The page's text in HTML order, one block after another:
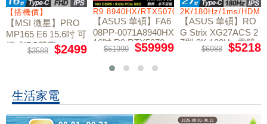
W11
【搭機價】
【MSI 微星】PRO
MP165 E6 15.6吋 可
攜式IPS螢幕
$3588 $2499
R9 8940HX/RTX5070/512GB/16G
【ASUS 華碩】FA6
08PP-0071A8940HX
16吋 R9 RTX5070
電競筆電
$61999 $59999
2K/180Hz/1ms/
【ASUS 華碩】RO
G Strix XG27ACS 2
7型 2K 180Hz 電競
$6988 $5218
生活家電